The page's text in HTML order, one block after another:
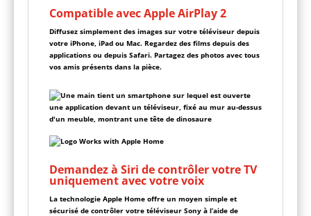
Compatible avec Apple AirPlay 2
Diffusez simplement des images sur votre téléviseur depuis
votre iPhone, iPad ou Mac. Regardez des films depuis des
applications ou depuis Safari. Partagez des photos avec tous
vos amis présents dans la pièce.
Demandez à Siri de contrôler votre TV
uniquement avec votre voix
La technologie Apple Home offre un moyen simple et
sécurisé de contrôler votre téléviseur Sony à l’aide de